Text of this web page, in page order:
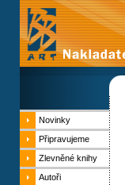
Novinky
Připravujeme
Zlevněné knihy
Autoři